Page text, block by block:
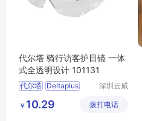
代尔塔 骑行访客护目镜 一体
式全透明设计 101131
代尔塔 Deltaplus
骑行访客 101131
深圳云威
有限公司
￥ 10.29 拨打电话